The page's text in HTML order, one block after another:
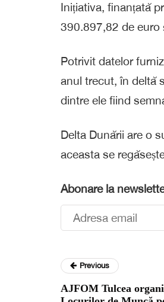
Inițiativa, finanțată
390.897,82 de euro
Potrivit datelor
anul trecut, în deltă
dintre ele fiind
Delta Dunării are o
aceasta se
Abonare la
Previous
AJFOM Tulcea